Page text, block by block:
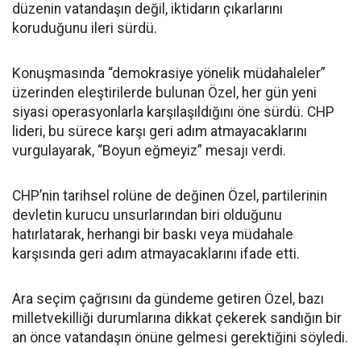
düzenin vatandaşın değil, iktidarın çıkarlarını
koruduğunu ileri sürdü.
Konuşmasında “demokrasiye yönelik müdahaleler”
üzerinden eleştirilerde bulunan Özel, her gün yeni
siyasi operasyonlarla karşılaşıldığını öne sürdü. CHP
lideri, bu sürece karşı geri adım atmayacaklarını
vurgulayarak, “Boyun eğmeyiz” mesajı verdi.
CHP’nin tarihsel rolüne de değinen Özel, partilerinin
devletin kurucu unsurlarından biri olduğunu
hatırlatarak, herhangi bir baskı veya müdahale
karşısında geri adım atmayacaklarını ifade etti.
Ara seçim çağrısını da gündeme getiren Özel, bazı
milletvekilliği durumlarına dikkat çekerek sandığın bir
an önce vatandaşın önüne gelmesi gerektiğini söyledi.